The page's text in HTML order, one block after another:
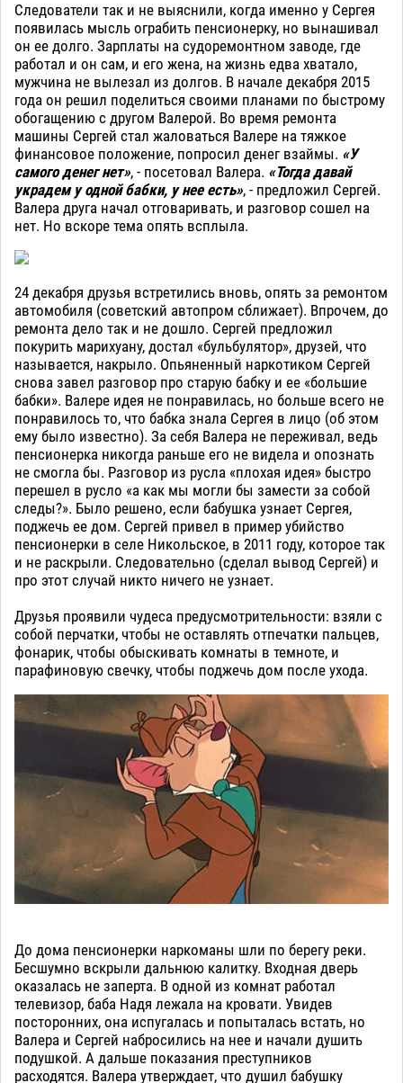
Следователи так и не выяснили, когда именно у Сергея
появилась мысль ограбить пенсионерку, но вынашивал
он ее долго. Зарплаты на судоремонтном заводе, где
работал и он сам, и его жена, на жизнь едва хватало,
мужчина не вылезал из долгов. В начале декабря 2015
года он решил поделиться своими планами по быстрому
обогащению с другом Валерой. Во время ремонта
машины Сергей стал жаловаться Валере на тяжкое
финансовое положение, попросил денег взаймы. «У
самого денег нет», - посетовал Валера. «Тогда давай
украдем у одной бабки, у нее есть», - предложил Сергей.
Валера друга начал отговаривать, и разговор сошел на
нет. Но вскоре тема опять всплыла.
24 декабря друзья встретились вновь, опять за ремонтом
автомобиля (советский автопром сближает). Впрочем, до
ремонта дело так и не дошло. Сергей предложил
покурить марихуану, достал «бульбулятор», друзей, что
называется, накрыло. Опьяненный наркотиком Сергей
снова завел разговор про старую бабку и ее «большие
бабки». Валере идея не понравилась, но больше всего не
понравилось то, что бабка знала Сергея в лицо (об этом
ему было известно). За себя Валера не переживал, ведь
пенсионерка никогда раньше его не видела и опознать
не смогла бы. Разговор из русла «плохая идея» быстро
перешел в русло «а как мы могли бы замести за собой
следы?». Было решено, если бабушка узнает Сергея,
поджечь ее дом. Сергей привел в пример убийство
пенсионерки в селе Никольское, в 2011 году, которое так
и не раскрыли. Следовательно (сделал вывод Сергей) и
про этот случай никто ничего не узнает.
Друзья проявили чудеса предусмотрительности: взяли с
собой перчатки, чтобы не оставлять отпечатки пальцев,
фонарик, чтобы обыскивать комнаты в темноте, и
парафиновую свечку, чтобы поджечь дом после ухода.
До дома пенсионерки наркоманы шли по берегу реки.
Бесшумно вскрыли дальнюю калитку. Входная дверь
оказалась не заперта. В одной из комнат работал
телевизор, баба Надя лежала на кровати. Увидев
посторонних, она испугалась и попыталась встать, но
Валера и Сергей набросились на нее и начали душить
подушкой. А дальше показания преступников
расходятся. Валера утверждает, что душил бабушку